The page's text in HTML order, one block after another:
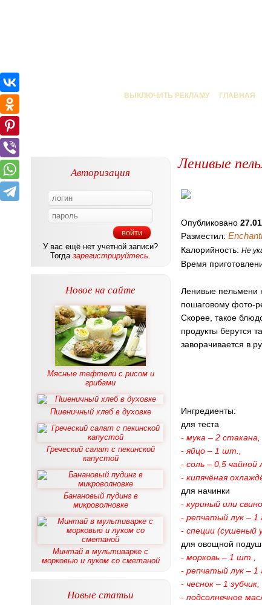
ВЫКЛЮЧИТЬ РЕКЛАМУ ГЛАВНАЯ
Авторизация
У вас ещё нет учетной записи?
Тогда зарегистрируйтесь.
Новое на сайте
Мясные тефтели с рисом и
грибами
Пшеничный хлеб в духовке
Греческий салат с пекинской
капустой
Банановый пудинг в
микроволновке
Минтай в мультиварке с
морковью и луком со сметаной
Новые статьи
Ленивые
Опубликовано
Разместил:
Калорийность: Не
Время
Ленивые пельмени
пошаговому фото-
Скорее, такое
продукты берутся
заворачивается в
Ингредиенты:
для теста
- мука – 2 стакана,
- яйцо – 1 шт.,
- соль – 0,5 чайной
- кипячёная
для начинки
- куриный или
- репчатый лук – 1
- специи (сушеный
для овощной
- морковь – 1 шт.,
- репчатый лук – 1
- чеснок – 1 зубчик,
- подсолнечное